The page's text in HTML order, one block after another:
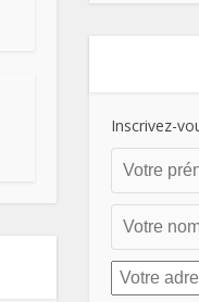
Inscrivez-